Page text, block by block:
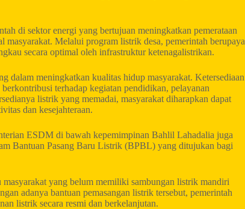
di sektor energi yang bertujuan meningkatkan pemerataan
masyarakat. Melalui program listrik desa, pemerintah berupaya
secara optimal oleh infrastruktur ketenagalistrikan.
dalam meningkatkan kualitas hidup masyarakat. Ketersediaan
terhadap kegiatan pendidikan, pelayanan
listrik yang memadai, masyarakat diharapkan dapat
dan kesejahteraan.
ESDM di bawah kepemimpinan Bahlil Lahadalia juga
Bantuan Pasang Baru Listrik (BPBL) yang ditujukan bagi
masyarakat yang belum memiliki sambungan listrik mandiri
adanya bantuan pemasangan listrik tersebut, pemerintah
listrik secara resmi dan berkelanjutan.